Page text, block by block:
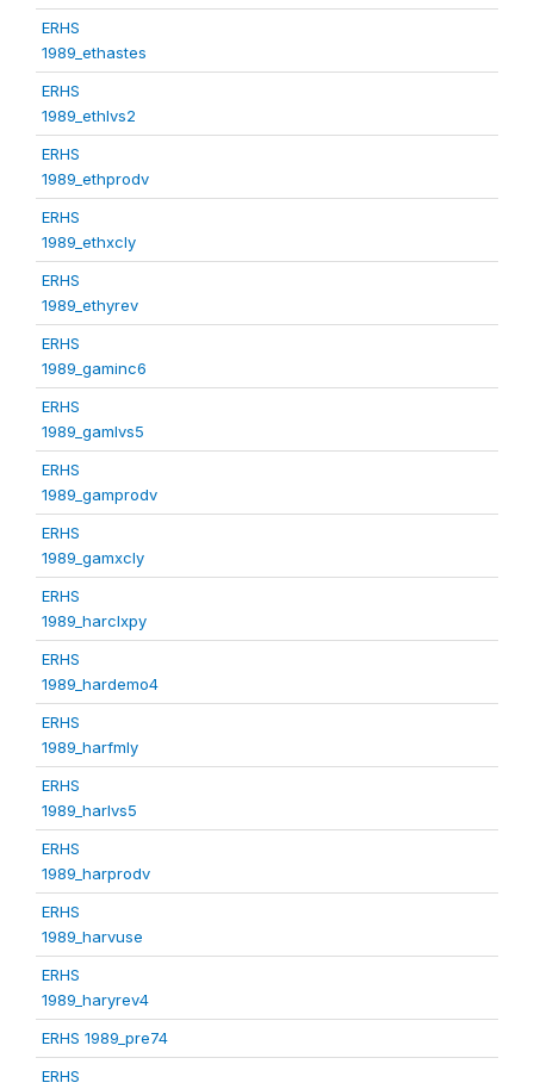
ERHS
1989_ethastes
ERHS
1989_ethlvs2
ERHS
1989_ethprodv
ERHS
1989_ethxcly
ERHS
1989_ethyrev
ERHS
1989_gaminc6
ERHS
1989_gamlvs5
ERHS
1989_gamprodv
ERHS
1989_gamxcly
ERHS
1989_harclxpy
ERHS
1989_hardemo4
ERHS
1989_harfmly
ERHS
1989_harlvs5
ERHS
1989_harprodv
ERHS
1989_harvuse
ERHS
1989_haryrev4
ERHS 1989_pre74
ERHS